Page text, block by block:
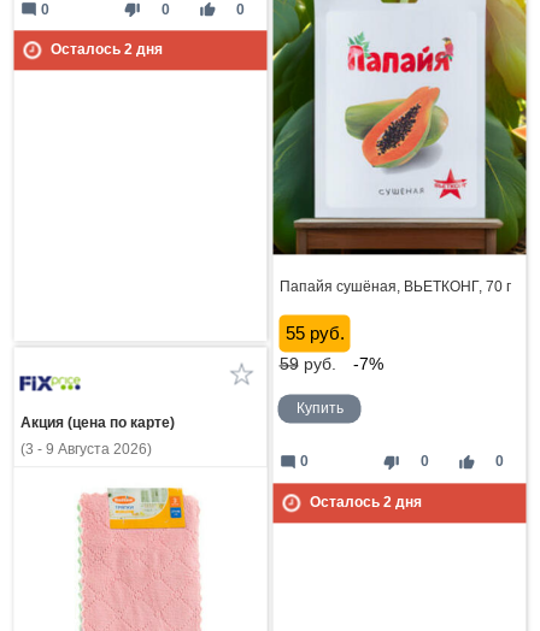
thumb_down 0 thumb_up 0
mode_comment 0
Осталось 2дня
Папайя сушёная, ВЬЕТКОНГ, 70 г
55 руб.
59руб. -7%
Купить
thumb_down 0 thumb_up 0
mode_comment 0
Осталось 2дня
Акция (цена по карте)
(3 - 9 Августа 2026)